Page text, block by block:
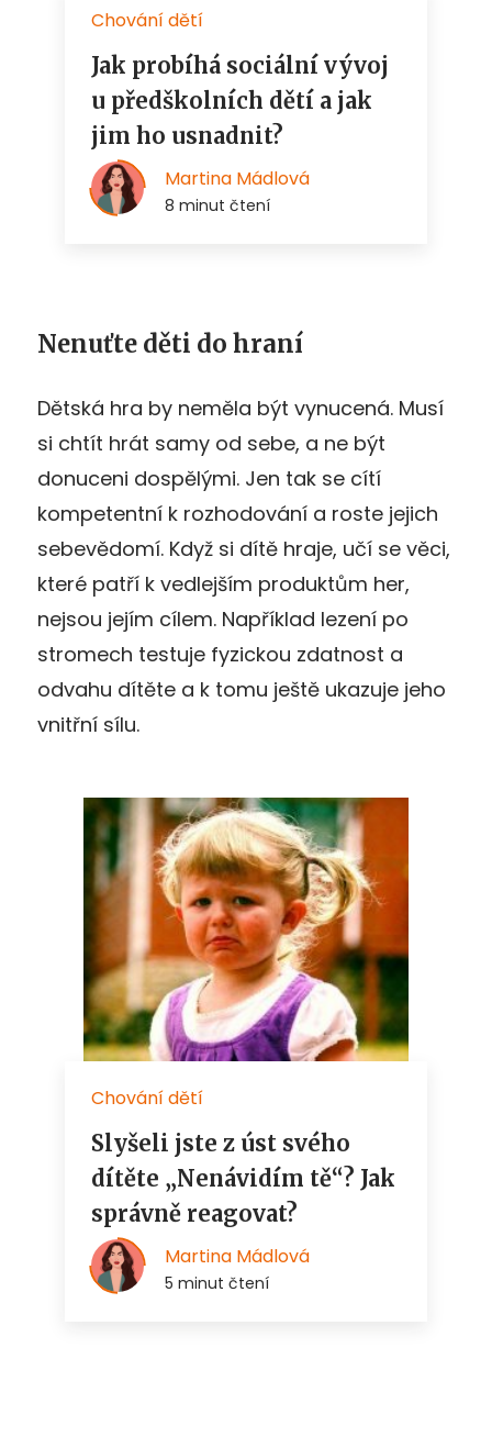
Nenuťte děti do hraní
Dětská hra by neměla být vynucená. Musí
si chtít hrát samy od sebe, a ne být
donuceni dospělými. Jen tak se cítí
kompetentní k rozhodování a roste jejich
sebevědomí. Když si dítě hraje, učí se věci,
které patří k vedlejším produktům her,
nejsou jejím cílem. Například lezení po
stromech testuje fyzickou zdatnost a
odvahu dítěte a k tomu ještě ukazuje jeho
vnitřní sílu.